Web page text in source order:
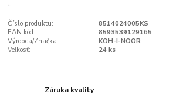
Číslo produktu:
8514024005KS
EAN kód:
8593539129165
Výrobca/Značka:
KOH-I-NOOR
Veľkosť:
24 ks
Záruka kvality